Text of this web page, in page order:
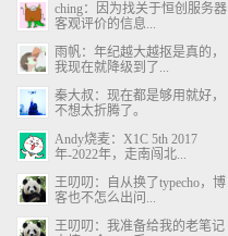
ching：因为找关于恒创服务器
客观评价的信息...
雨帆：年纪越大越抠是真的，
我现在就降级到了...
秦大叔：现在都是够用就好，
不想太折腾了。
Andy烧麦：X1C 5th 2017
年-2022年，走南闯北...
王叨叨：自从换了typecho，博
客也不怎么出问...
王叨叨：我准备给我的老笔记